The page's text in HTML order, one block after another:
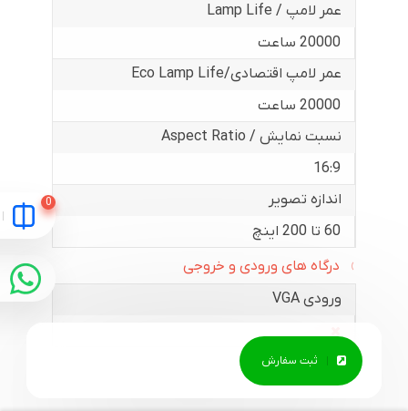
عمر لامپ / Lamp Life
20000 ساعت
عمر لامپ اقتصادی/Eco Lamp Life
20000 ساعت
نسبت نمایش / Aspect Ratio
16:9
اندازه تصویر
60 تا 200 اینچ
درگاه های ورودی و خروجی
ورودی VGA
خروجی VGA